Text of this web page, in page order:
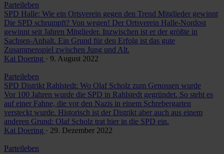
Parteileben
SPD Halle: Wie ein Ortsverein gegen den Trend Mitglieder gewinnt
Die SPD schrumpft? Von wegen! Der Ortsverein Halle-Nordost
gewinnt seit Jahren Mitglieder. Inzwischen ist er der größte in
Sachsen-Anhalt. Ein Grund für den Erfolg ist das gute
Zusammenspiel zwischen Jung und Alt.
Kai Doering · 9. August 2022
Parteileben
SPD Distrikt Rahlstedt: Wo Olaf Scholz zum Genossen wurde
Vor 100 Jahren wurde die SPD in Rahlstedt gegründet. So steht es
auf einer Fahne, die vor den Nazis in einem Schrebergarten
versteckt wurde. Historisch ist der Distrikt aber auch aus einem
anderen Grund: Olaf Scholz trat hier in die SPD ein.
Kai Doering · 29. Dezember 2022
Parteileben